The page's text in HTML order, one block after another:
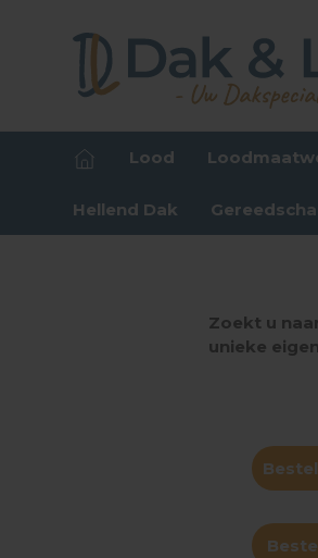
Lood
Hellend Dak
Zoekt u
unieke